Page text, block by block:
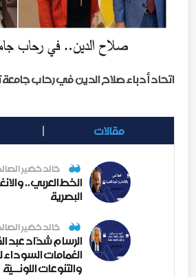
اتحاد أدباء صلاح الدين في رحاب جامعة
مقالات
خالد خضير
الخط العربي..
البصرية
خالد خضير
الرسام شدّاد عبد
الغمامات
والتنوعات اللونــيّة